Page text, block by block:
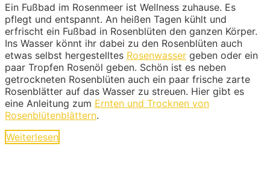
Ein Fußbad im Rosenmeer ist Wellness zuhause. Es
pflegt und entspannt. An heißen Tagen kühlt und
erfrischt ein Fußbad in Rosenblüten den ganzen Körper.
Ins Wasser könnt ihr dabei zu den Rosenblüten auch
etwas selbst hergestelltes Rosenwasser geben oder ein
paar Tropfen Rosenöl geben. Schön ist es neben
getrockneten Rosenblüten auch ein paar frische zarte
Rosenblätter auf das Wasser zu streuen. Hier gibt es
eine Anleitung zum Ernten und Trocknen von
Rosenblütenblättern.
Weiterlesen